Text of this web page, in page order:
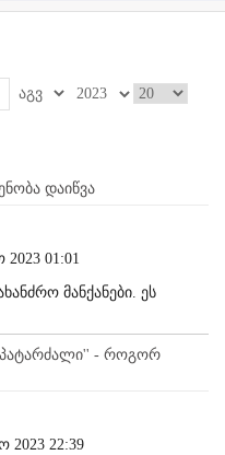
დაიწვა
01:01
მანქანები. ეს
პატარძალი'' - როგორ
2023 22:39